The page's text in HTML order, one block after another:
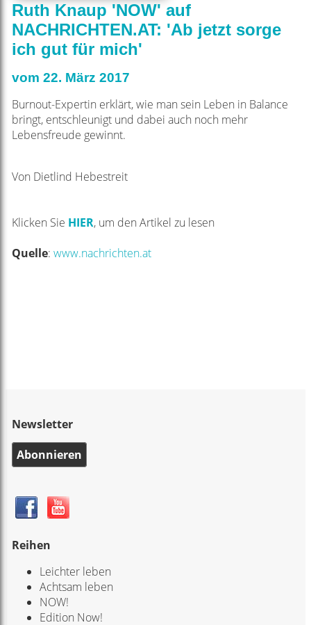
Ruth Knaup 'NOW' auf
NACHRICHTEN.AT: 'Ab jetzt sorge
ich gut für mich'
vom 22. März 2017
Burnout-Expertin erklärt, wie man sein Leben in Balance
bringt, entschleunigt und dabei auch noch mehr
Lebensfreude gewinnt.
Von Dietlind Hebestreit
Klicken Sie HIER, um den Artikel zu lesen
Quelle: www.nachrichten.at
Newsletter
Abonnieren
Reihen
Leichter leben
Achtsam leben
NOW!
Edition Now!